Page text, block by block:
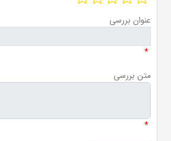
عنوان بررسی
*
متن بررسی
*